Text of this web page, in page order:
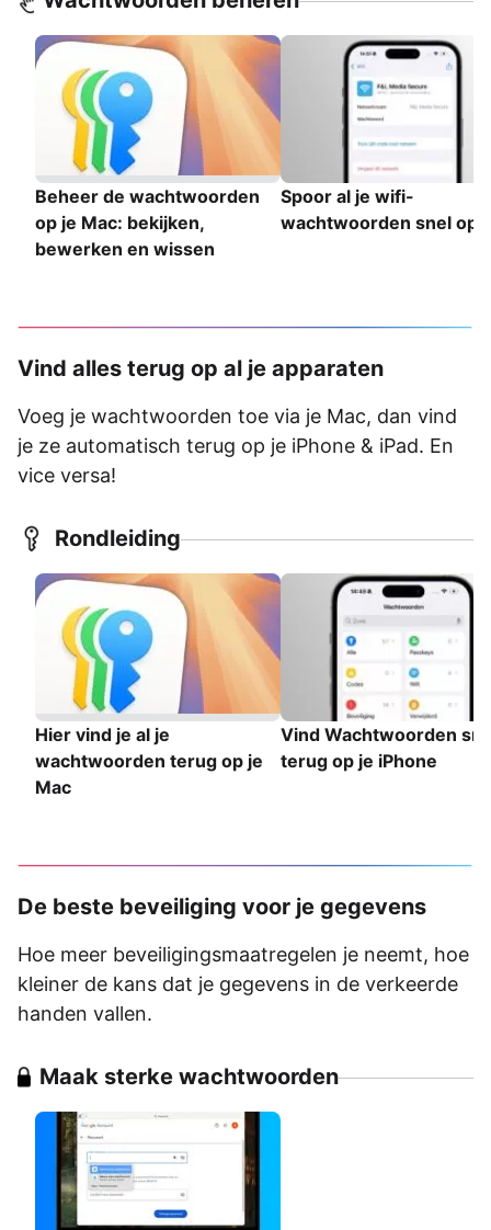
Beheer de wachtwoorden
op je Mac: bekijken,
bewerken en wissen
Spoor al je wifi-
wachtwoorden snel op
Vind alles terug op al je apparaten
Voeg je wachtwoorden toe via je Mac, dan vind
je ze automatisch terug op je iPhone & iPad. En
vice versa!
Rondleiding
Hier vind je al je
wachtwoorden terug op je
Mac
Vind Wachtwoorden
terug op je iPhone
De beste beveiliging voor je gegevens
Hoe meer beveiligingsmaatregelen je neemt, hoe
kleiner de kans dat je gegevens in de verkeerde
handen vallen.
Maak sterke wachtwoorden